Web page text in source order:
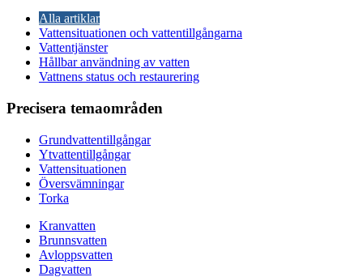
Alla artiklar
Vattensituationen och vattentillgångarna
Vattentjänster
Hållbar användning av vatten
Vattnens status och restaurering
Precisera temaområden
Grundvattentillgångar
Ytvattentillgångar
Vattensituationen
Översvämningar
Torka
Kranvatten
Brunnsvatten
Avloppsvatten
Dagvatten